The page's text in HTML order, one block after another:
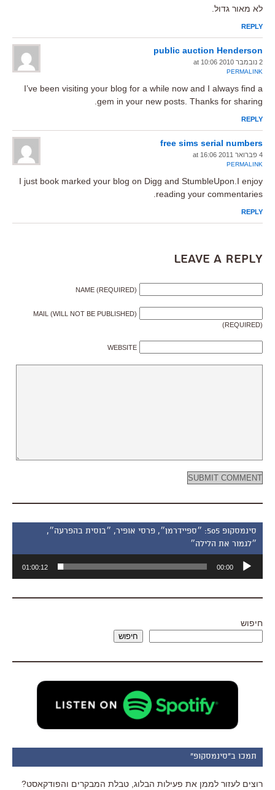
לא מאור גדול.
REPLY
public auction Henderson
2 נובמבר 2010 at 10:06
PERMALINK
I’ve been visiting your blog for a while now and I always find a
gem in your new posts. Thanks for sharing.
REPLY
free sims serial numbers
4 פברואר 2011 at 16:06
PERMALINK
I just book marked your blog on Digg and StumbleUpon.I enjoy
reading your commentaries.
REPLY
Leave a Reply
NAME (REQUIRED)
MAIL (WILL NOT BE PUBLISHED)
(REQUIRED)
WEBSITE
סינמסקופ 505: ״ספיידרמן״, פרסי אופיר, ״בוסית בהפרעה״,
״לגמור את הלילה״
אודיו
00:00
01:00:12
חיפוש
חיפוש
תמכו ב"סינמסקופ"
רוצים לעזור לממן את פעילות הבלוג, טבלת המבקרים והפודקאסט?